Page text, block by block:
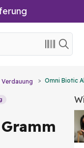
Omni Biotic